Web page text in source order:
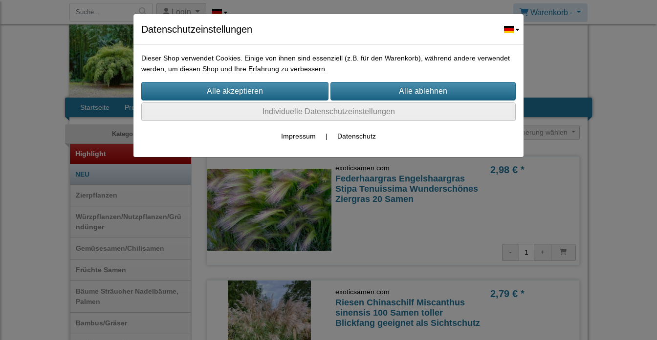
Login Warenkorb -
Startseite Produkte
Kategorien
Highlight
NEU
Zierpflanzen
Würzpflanzen/Nutzpflanzen/Grü
ndünger
Gemüsesamen/Chilisamen
Früchte Samen
Bäume Sträucher Nadelbäume,
Palmen
Bambus/Gräser
Sortierung wählen
exoticsamen.com
Federhaargras Engelshaargras
Stipa Tenuissima Wunderschönes
Ziergras 20 Samen
2,98 € *
exoticsamen.com
Riesen Chinaschilf Miscanthus
sinensis 100 Samen toller
Blickfang geeignet als Sichtschutz
2,79 € *
Datenschutzeinstellungen
Dieser Shop verwendet Cookies. Einige von ihnen sind essenziell (z.B. für den Warenkorb), während andere verwendet
werden, um diesen Shop und Ihre Erfahrung zu verbessern.
Individuelle Datenschutzeinstellungen
Impressum | Datenschutz